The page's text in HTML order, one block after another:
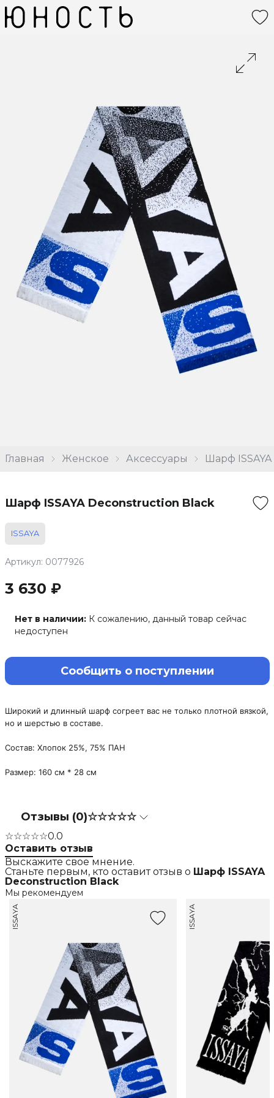
Главная Женское Аксессуары Шарф
Шарф ISSAYA Deconstruction Black
ISSAYA
Артикул: 0077926
3 630 ₽
Нет в наличии: К сожалению, данный товар сейчас
недоступен
Сообщить о поступлении
Широкий и длинный шарф согреет вас не только плотной вязкой,
но и шерстью в составе.
Состав: Хлопок 25%, 75% ПАН
Размер: 160 см * 28 см
Отзывы (0)☆☆☆☆☆
☆☆☆☆☆0.0
Оставить отзыв
Выскажите свое мнение.
Станьте первым, кто оставит отзыв о Шарф ISSAYA
Deconstruction Black
Мы рекомендуем
ISSAYA ISSAYA